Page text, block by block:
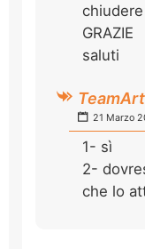
GRAZIE
saluti
21 Marzo
1- sì
2-
che lo